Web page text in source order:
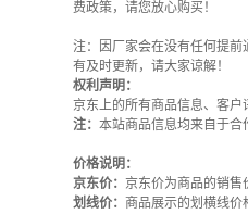
费政策，请您放心购买！
注：因厂家会在没有任何提
有及时更新，请大家谅解！
权利声明：
京东上的所有商品信息、客户
注： 本站商品信息均来自于合
价格说明：
京东价： 京东价为商品的销售
划线价： 商品展示的划横线